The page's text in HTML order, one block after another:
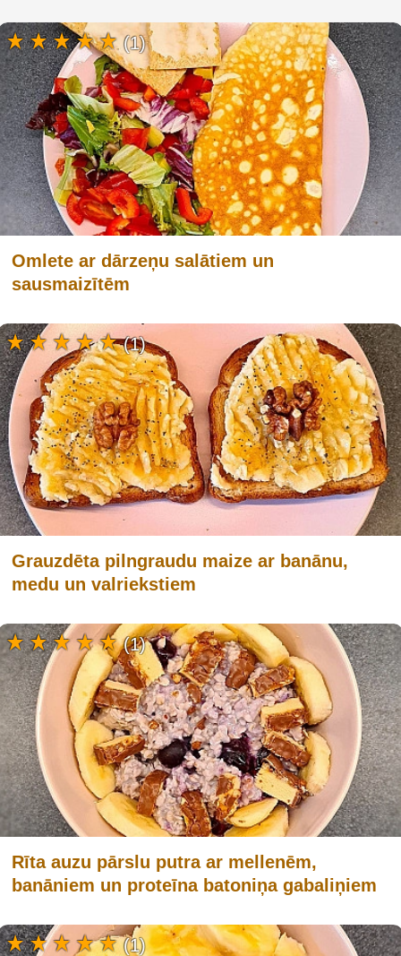
Omlete ar dārzeņu salātiem un
sausmaizītēm
(1)
Grauzdēta pilngraudu maize ar banānu,
medu un valriekstiem
(1)
Rīta auzu pārslu putra ar mellenēm,
banāniem un proteīna batoniņa gabaliņiem
(1)
(1)